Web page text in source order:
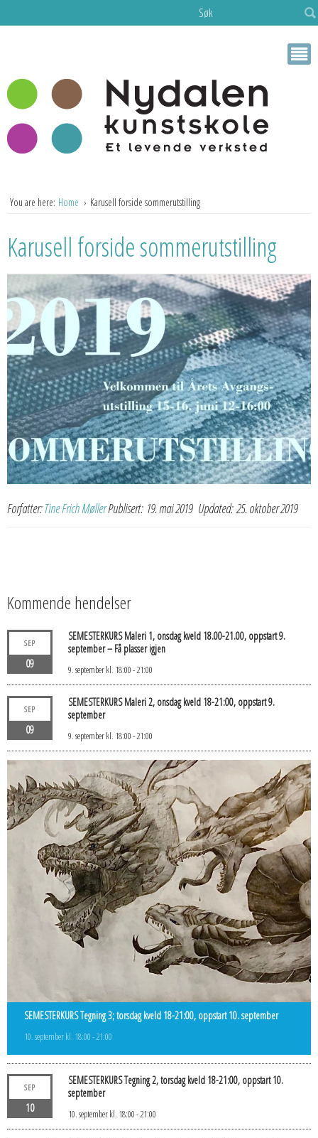
Søk
You are here: Home Karusell forside sommerutstilling
Karusell forside sommerutstilling
Forfatter:Tine Frich MøllerPublisert: 19. mai 2019 Updated: 25. oktober 2019
Kommende hendelser
SEP
09
SEMESTERKURS Maleri 1, onsdag kveld 18.00-21.00, oppstart 9.
september – Få plasser igjen
9. september kl. 18:00-21:00
SEP
09
SEMESTERKURS Maleri 2, onsdag kveld 18-21:00, oppstart 9.
september
9. september kl. 18:00-21:00
SEMESTERKURS Tegning 3; torsdag kveld 18-21:00, oppstart 10. september
10. september kl. 18:00-21:00
SEP
10
SEMESTERKURS Tegning 2, torsdag kveld 18-21:00, oppstart 10.
september
10. september kl. 18:00-21:00